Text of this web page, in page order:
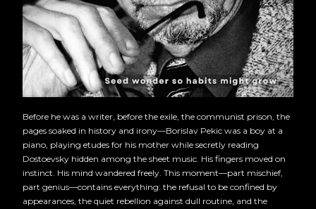
Before he was a writer, before the exile, the communist prison, the
pages soaked in history and irony—Borislav Pekic was a boy at a
piano, playing etudes for his mother while secretly reading
Dostoevsky hidden among the sheet music. His fingers moved on
instinct. His mind wandered freely. This moment—part mischief,
part genius—contains everything: the refusal to be confined by
appearances, the quiet rebellion against dull routine, and the